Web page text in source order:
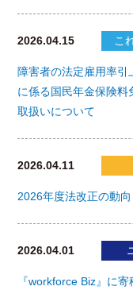
2026.04.15 こ
障害者の法定雇用率引
に係る国民年金保険
取扱いについて
2026.04.11
2026年度法改正の動向
2026.04.01
『workforce Biz』に